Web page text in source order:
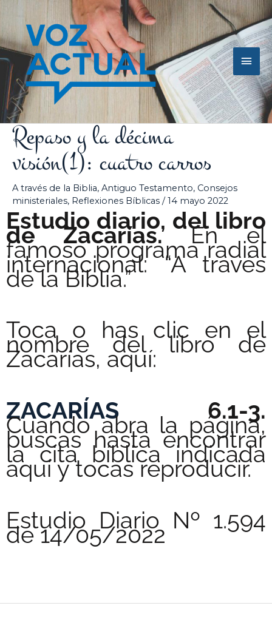
contenido
Repaso y la décima
visión(1): cuatro carros
A través de la Biblia, Antiguo Testamento, Consejos
ministeriales, Reflexiones Bíblicas /14 mayo 2022
Estudio diario, del libro
de Zacarías.En el
famoso programa radial
internacional: “A través
de la Biblia.”
Toca o has clic en el
nombre del libro de
Zacarías, aquí:
ZACARÍAS 6.1-3.
Cuando abra la página,
buscas hasta encontrar
la cita bíblica indicada
aquí y tocas reproducir.
Estudio Diario Nº 1.594
de 14/05/2022